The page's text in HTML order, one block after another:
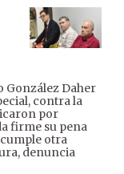
González Daher
contra la
por
firme su pena
otra
denuncia